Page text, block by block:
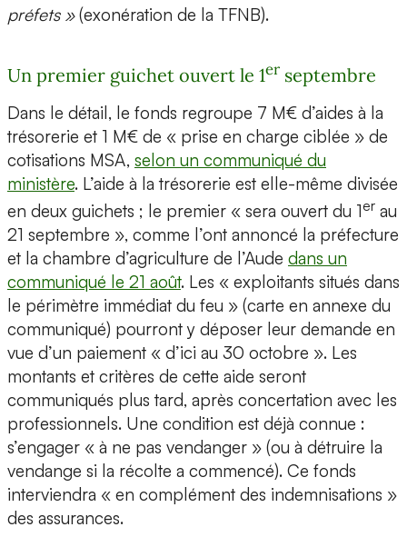
préfets »(exonération de la TFNB).
Un premier guichet ouvert le 1er septembre
Dans le détail, le fonds regroupe 7 M€ d’aides à la
trésorerie et 1 M€ de « prise en charge ciblée » de
cotisations MSA, selon un communiqué du
ministère. L’aide à la trésorerie est elle-même divisée
en deux guichets ; le premier « sera ouvert du 1er au
21 septembre », comme l’ont annoncé la préfecture
et la chambre d’agriculture de l’Aude dans un
communiqué le 21 août. Les « exploitants situés dans
le périmètre immédiat du feu » (carte en annexe du
communiqué) pourront y déposer leur demande en
vue d’un paiement « d’ici au 30 octobre ». Les
montants et critères de cette aide seront
communiqués plus tard, après concertation avec les
professionnels. Une condition est déjà connue :
s’engager « à ne pas vendanger » (ou à détruire la
vendange si la récolte a commencé). Ce fonds
interviendra « en complément des indemnisations »
des assurances.